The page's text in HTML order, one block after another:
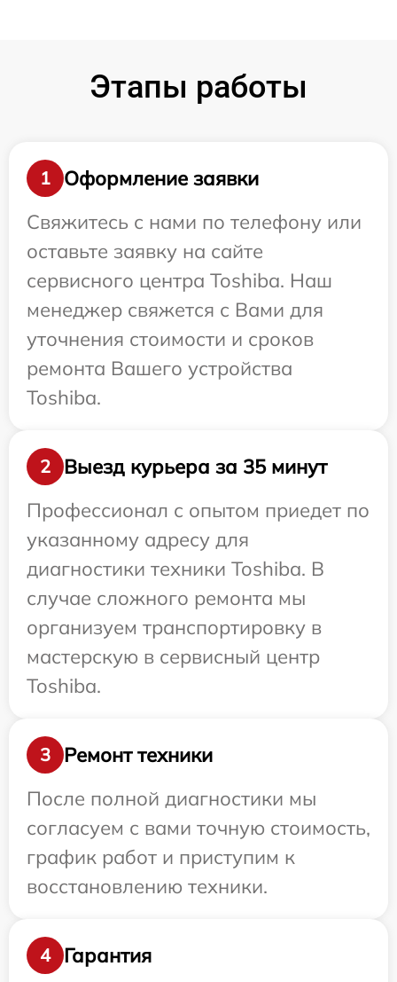
Этапы работы
1
Оформление заявки
Свяжитесь с нами по телефону или
оставьте заявку на сайте
сервисного центра Toshiba. Наш
менеджер свяжется с Вами для
уточнения стоимости и сроков
ремонта Вашего устройства
Toshiba.
2
Выезд курьера за 35 минут
Профессионал с опытом приедет по
указанному адресу для
диагностики техники Toshiba. В
случае сложного ремонта мы
организуем транспортировку в
мастерскую в сервисный центр
Toshiba.
3
Ремонт техники
После полной диагностики мы
согласуем с вами точную стоимость,
график работ и приступим к
восстановлению техники.
4 Гарантия